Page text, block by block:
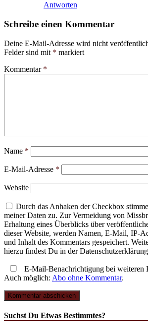
Antworten
Schreibe einen Kommentar
Deine E-Mail-Adresse wird nicht
Felder sind mit * markiert
Kommentar *
Name *
E-Mail-Adresse *
Website
Durch das Anhaken der Checkbox
meiner Daten zu. Zur Vermeidung von
Erhaltung eines Überblicks über
dieser Website, werden Namen, E-Mail, IP-
und Inhalt des Kommentars gespeichert.
hierzu findest Du in der
E-Mail-Benachrichtigung bei weiteren
Auch möglich: Abo ohne Kommentar.
Suchst Du Etwas Bestimmtes?